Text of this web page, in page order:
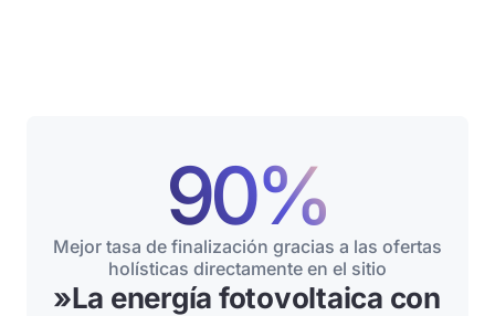
90%
Mejor tasa de finalización gracias a las ofertas
holísticas directamente en el sitio
»La energía fotovoltaica con